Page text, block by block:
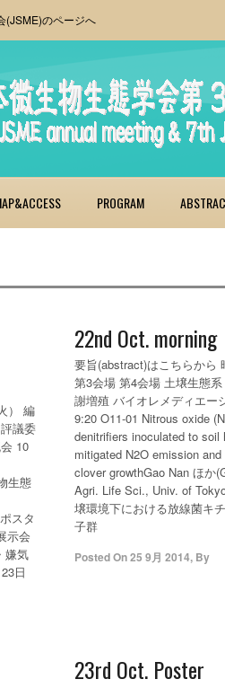
(JSME)のページへ
PROGRAM
） 編
議委
10
生態
スタ
示会
嫌気
日
22nd Oct. morning
要旨(abstract)はこちらから
第3会場 第4会場 土壌生態
謝増殖 バイオレメディエー
9:20 O11-01 Nitrous oxide
denitrifiers inoculated to soil
mitigated N2O emission
clover growthGao Nan ほか
Agri. Life Sci., Univ. of
壌環境下における放線菌キ
子群
Posted On25 9月 2014, By
23rd Oct. Poster